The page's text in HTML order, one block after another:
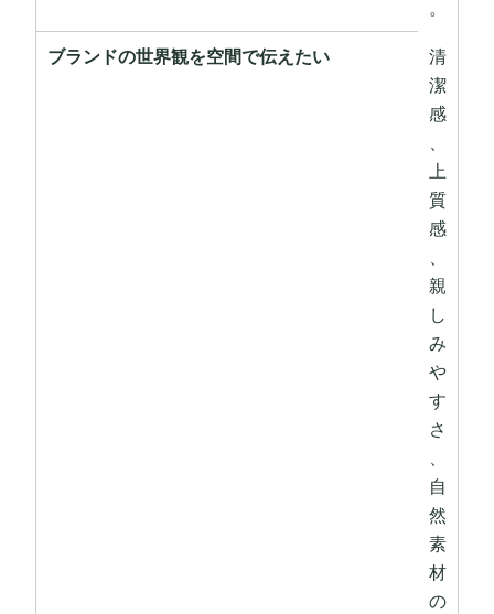
。
ブランドの世界観を空間で伝えたい
清
潔
感
、
上
質
感
、
親
し
み
や
す
さ
、
自
然
素
材
の